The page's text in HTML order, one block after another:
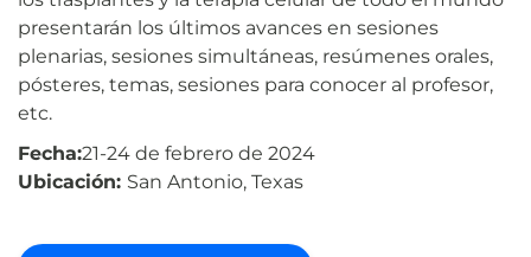
presentarán los últimos avances en sesiones
plenarias, sesiones simultáneas, resúmenes orales,
pósteres, temas, sesiones para conocer al profesor,
etc.
Fecha:21-24 de febrero de 2024
Ubicación: San Antonio, Texas